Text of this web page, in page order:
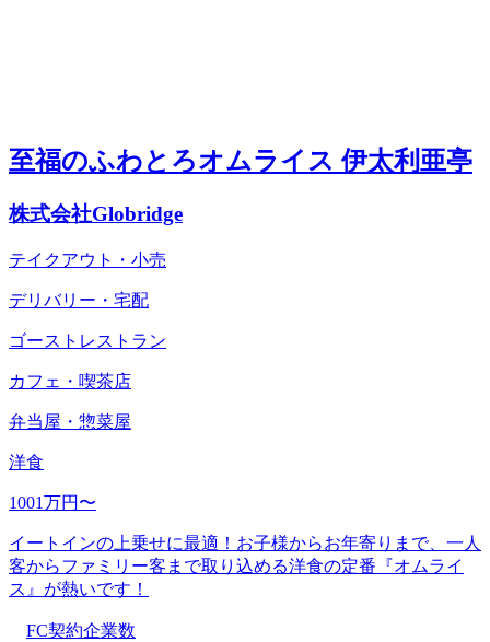
至福のふわとろオムライス 伊太利亜亭
株式会社Globridge
テイクアウト・小売
デリバリー・宅配
ゴーストレストラン
カフェ・喫茶店
弁当屋・惣菜屋
洋食
1001万円〜
イートインの上乗せに最適！お子様からお年寄りまで、一人
客からファミリー客まで取り込める洋食の定番『オムライ
ス』が熱いです！
FC契約企業数